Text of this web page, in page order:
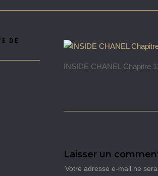
INSIDE CHANEL Chapitre
Laisser un
Votre adresse e-mail ne sera
DE